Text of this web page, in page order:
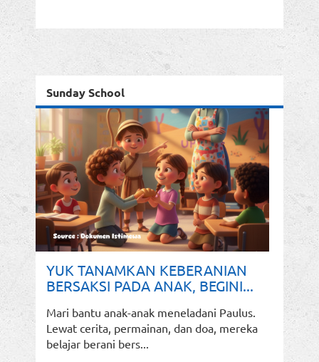
Sunday School
YUK TANAMKAN KEBERANIAN
BERSAKSI PADA ANAK, BEGINI...
Mari bantu anak-anak meneladani Paulus.
Lewat cerita, permainan, dan doa, mereka
belajar berani bers...